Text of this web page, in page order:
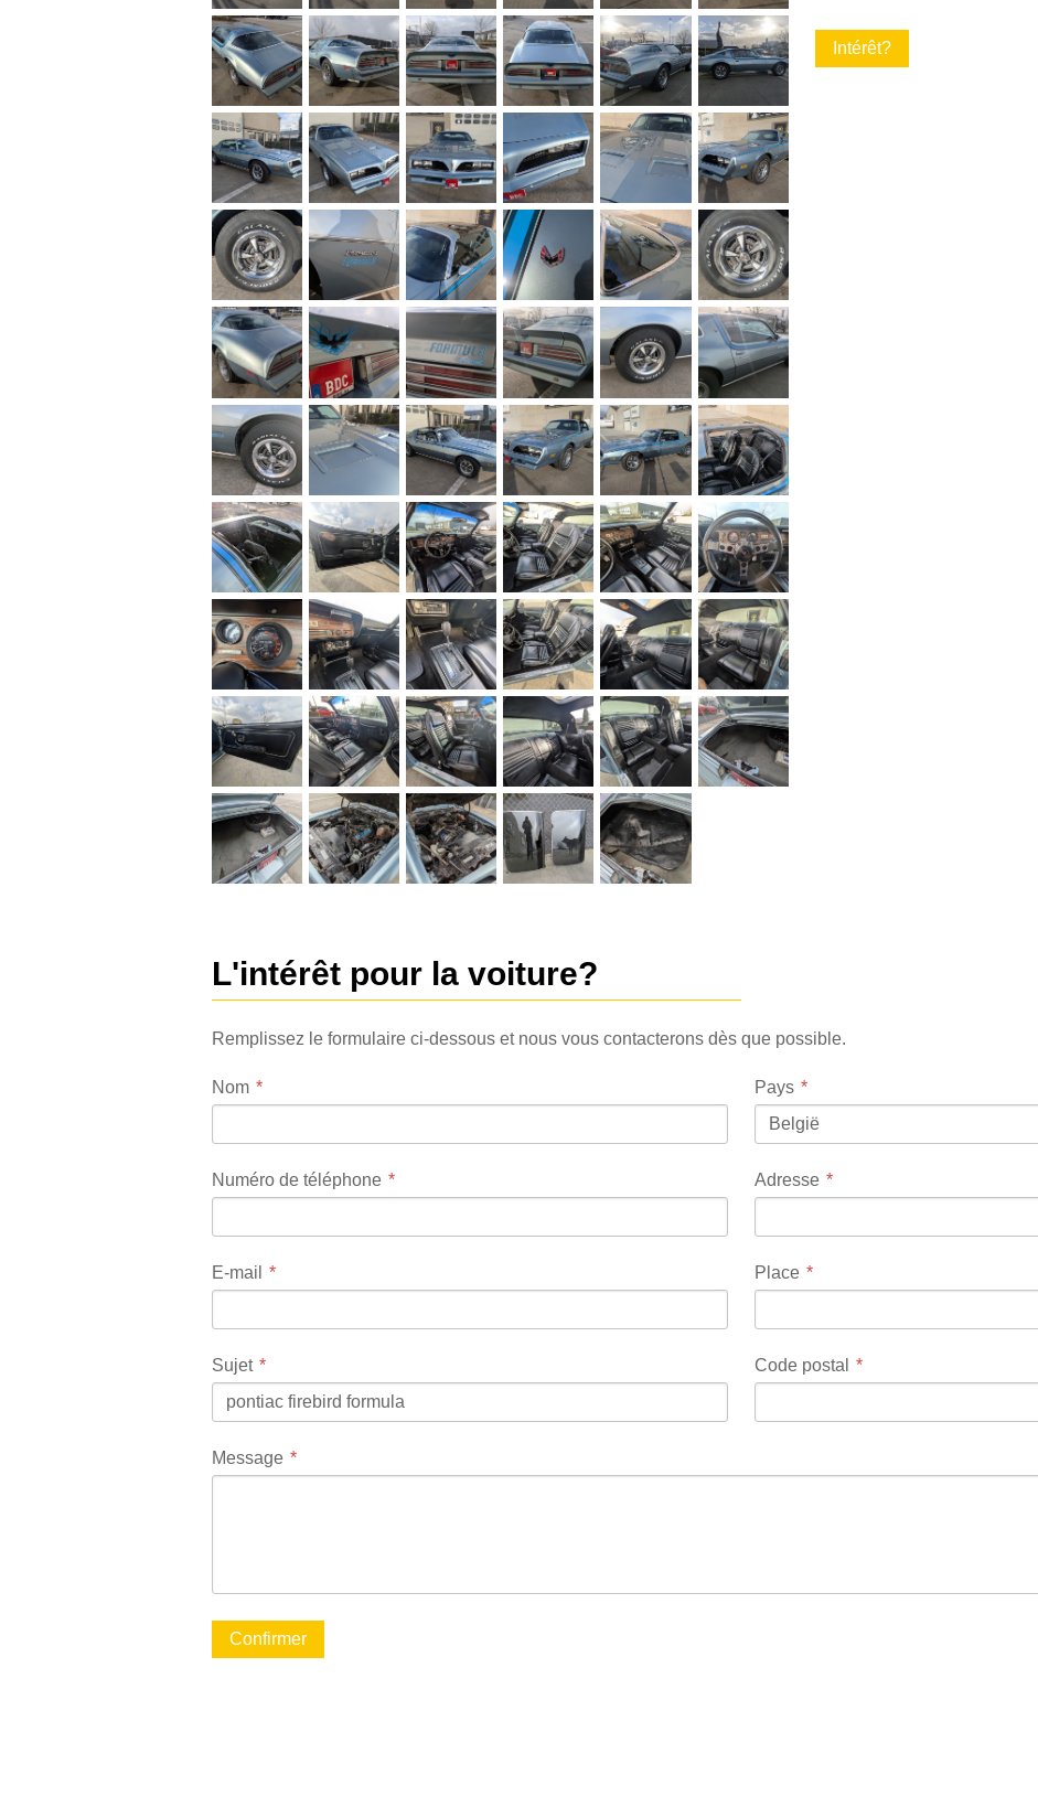
Intérêt?
L'intérêt pour la voiture?
Remplissez le formulaire ci-dessous et nous vous contacterons dès que possible.
Nom
Numéro de téléphone
E-mail
Sujet
Pays
België
Adresse
Place
Code postal
Message
Confirmer